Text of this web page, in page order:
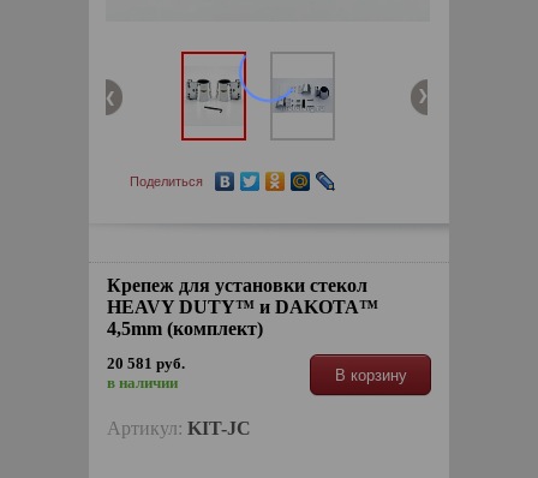
Поделиться
Крепеж для установки стекол
HEAVY DUTY™ и DAKOTA™
4,5mm (комплект)
20 581 руб.
в наличии
В корзину
Артикул: KIT-JC